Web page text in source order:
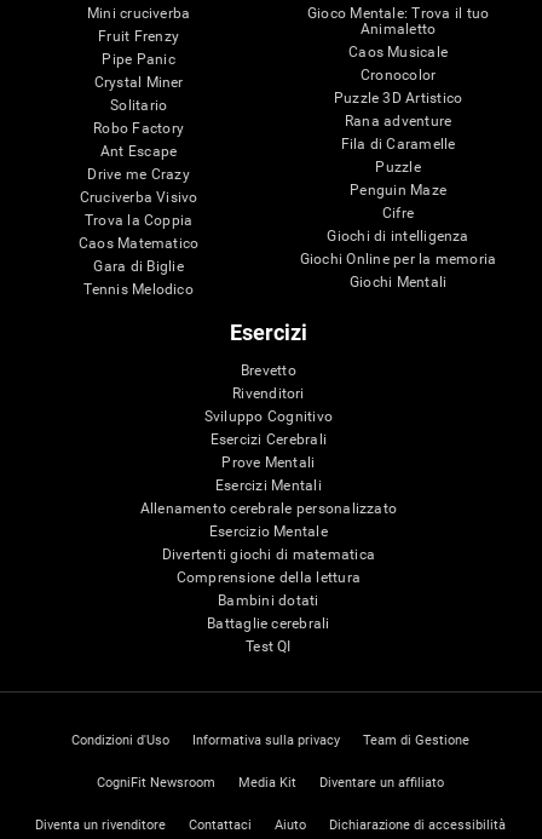
Mini cruciverba
Fruit Frenzy
Pipe Panic
Crystal Miner
Solitario
Robo Factory
Ant Escape
Drive me Crazy
Cruciverba Visivo
Trova la Coppia
Caos Matematico
Gara di Biglie
Tennis Melodico
Gioco Mentale: Trova il tuo
Animaletto
Caos Musicale
Cronocolor
Puzzle 3D Artistico
Rana adventure
Fila di Caramelle
Puzzle
Penguin Maze
Cifre
Giochi di intelligenza
Giochi Online per la memoria
Giochi Mentali
Esercizi
Brevetto
Rivenditori
Sviluppo Cognitivo
Esercizi Cerebrali
Prove Mentali
Esercizi Mentali
Allenamento cerebrale personalizzato
Esercizio Mentale
Divertenti giochi di matematica
Comprensione della lettura
Bambini dotati
Battaglie cerebrali
Test QI
Condizioni d'Uso Informativa sulla privacy Team di Gestione
CogniFit Newsroom Media Kit Diventare un affiliato
Diventa un rivenditore Contattaci Aiuto Dichiarazione di accessibilità